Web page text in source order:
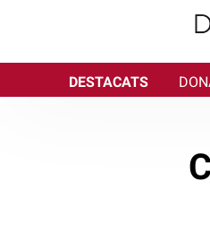
DESTACATS